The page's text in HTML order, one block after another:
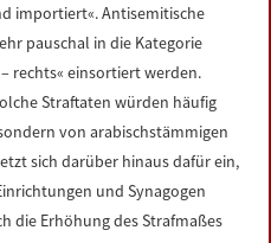
importiert«. Antisemitische
pauschal in die Kategorie
rechts« einsortiert werden.
Straftaten würden häufig
von arabischstämmigen
sich darüber hinaus dafür ein,
und Synagogen
die Erhöhung des Strafmaßes